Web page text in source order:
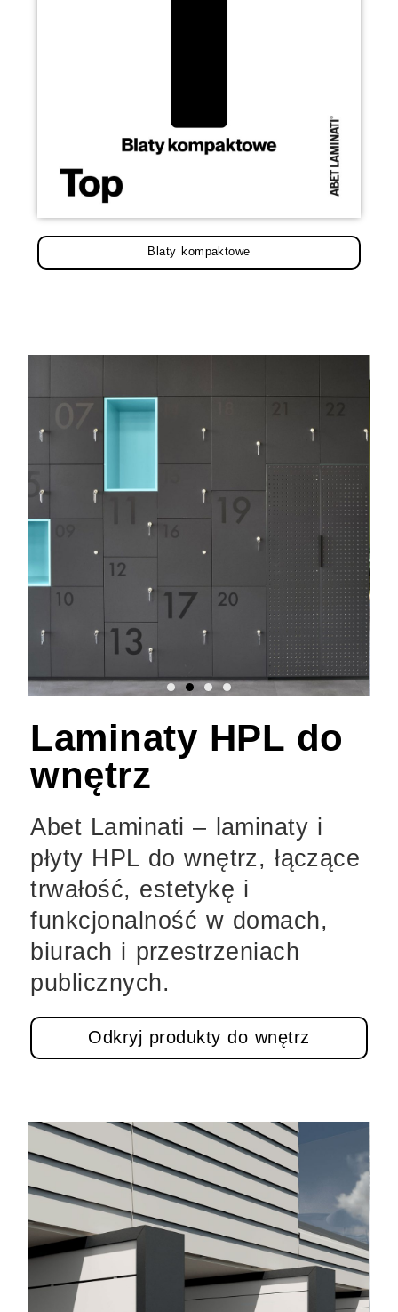
Blaty kompaktowe
Laminaty HPL do
wnętrz
Abet Laminati – laminaty i
płyty HPL do wnętrz, łączące
trwałość, estetykę i
funkcjonalność w domach,
biurach i przestrzeniach
publicznych.
Odkryj produkty do wnętrz